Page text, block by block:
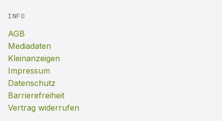
INFO
AGB
Mediadaten
Kleinanzeigen
Impressum
Datenschutz
Barrierefreiheit
Vertrag widerrufen